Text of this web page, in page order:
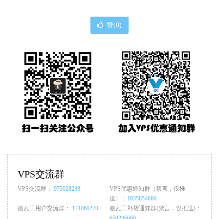
赞(0)
VPS交流群
VPS交流群： 973028233
VPS优惠通知群（禁言，仅推
送）： 1035854666
搬瓦工用户交流群： 171060270
搬瓦工补货通知群(禁言，仅推送)：